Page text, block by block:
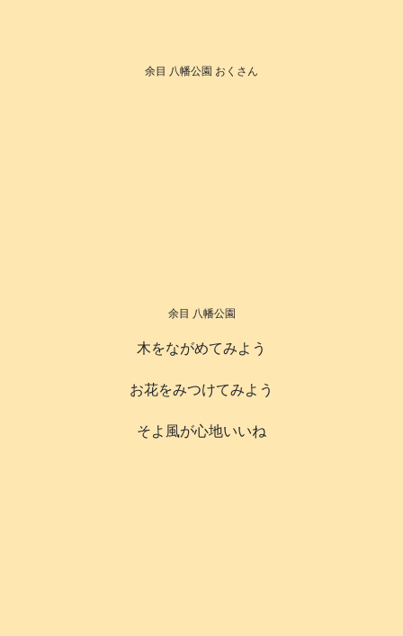
余目 八幡公園 おくさん
余目 八幡公園
木をながめてみよう
お花をみつけてみよう
そよ風が心地いいね